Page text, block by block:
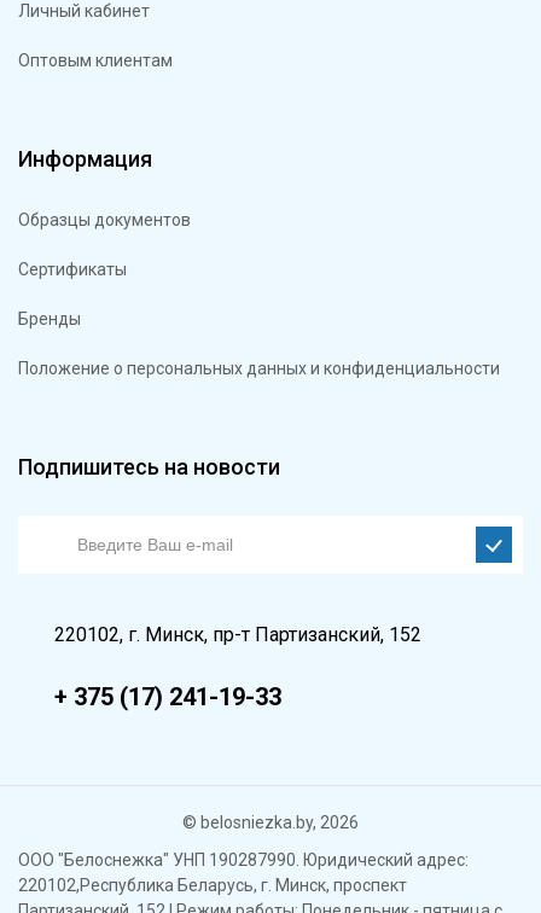
Личный кабинет
Оптовым клиентам
Информация
Образцы документов
Сертификаты
Бренды
Положение о персональных данных и конфиденциальности
Подпишитесь на новости
220102, г. Минск, пр-т Партизанский, 152
+ 375 (17) 241-19-33
© belosniezka.by, 2026
ООО "Белоснежка" УНП 190287990. Юридический адрес:
220102,Республика Беларусь, г. Минск, проспект